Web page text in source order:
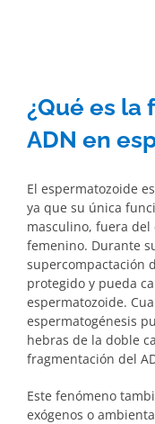
¿Qué es
ADN en
El espermatozoide
ya que su única
masculino, fuera
femenino. Durante
supercompactación
protegido y pueda
espermatozoide.
espermatogénesis
hebras de la doble
fragmentación del
Este fenómeno
exógenos o